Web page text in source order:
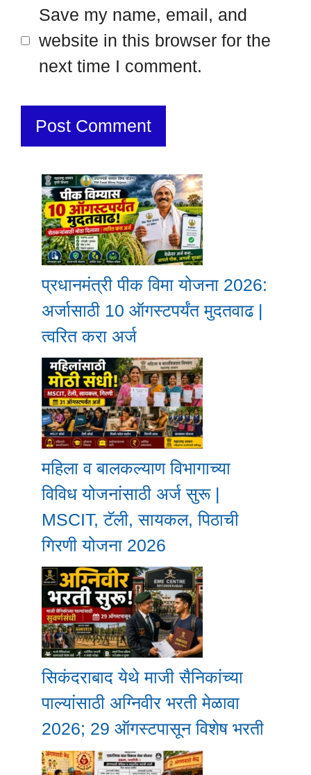
Save my name, email, and
website in this browser for the
next time I comment.
प्रधानमंत्री पीक विमा योजना 2026:
अर्जासाठी 10 ऑगस्टपर्यंत मुदतवाढ |
त्वरित करा अर्ज
महिला व बालकल्याण विभागाच्या
विविध योजनांसाठी अर्ज सुरू |
MSCIT, टॅली, सायकल, पिठाची
गिरणी योजना 2026
सिकंदराबाद येथे माजी सैनिकांच्या
पाल्यांसाठी अग्निवीर भरती मेळावा
2026; 29 ऑगस्टपासून विशेष भरती